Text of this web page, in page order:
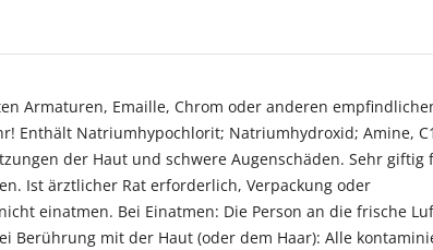
Armaturen, Emaille, Chrom oder anderen
Enthält Natriumhypochlorit; Natriumhydroxid; Amine,
der Haut und schwere Augenschäden. Sehr giftig
Ist ärztlicher Rat erforderlich, Verpackung oder
einatmen. Bei Einatmen: Die Person an die frische
Berührung mit der Haut (oder dem Haar): Alle